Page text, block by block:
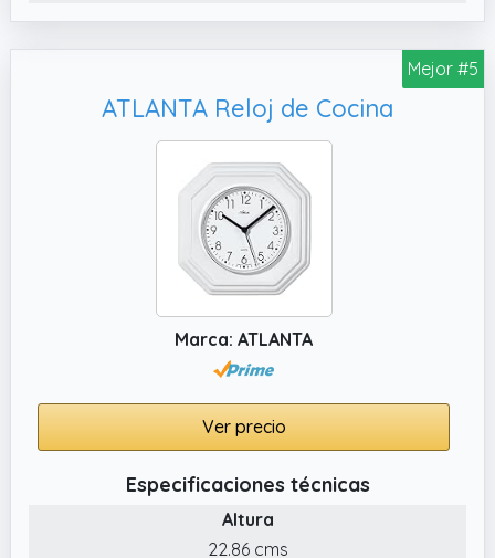
Mejor #5
ATLANTA Reloj de Cocina
Marca: ATLANTA
Ver precio
Especificaciones técnicas
Altura
22.86 cms